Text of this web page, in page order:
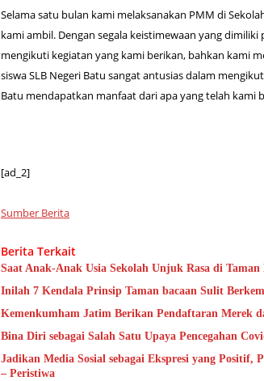
Selama satu bulan kami melaksanakan PMM di
kami ambil. Dengan segala keistimewaan yang
mengikuti kegiatan yang kami berikan, bahkan kami
siswa SLB Negeri Batu sangat antusias dalam
Batu mendapatkan manfaat dari apa yang telah kami
[ad_2]
Sumber Berita
Berita Terkait
Saat Anak-Anak Usia Sekolah Unjuk Rasa di
Inilah 7 Kendala Prinsip Taman bacaan Sulit
Kemenkumham Jatim Berikan Pendaftaran Merek
Bina Diri sebagai Salah Satu Upaya Pencegahan
Jadikan Media Sosial sebagai Ekspresi yang Positif,
– Peristiwa